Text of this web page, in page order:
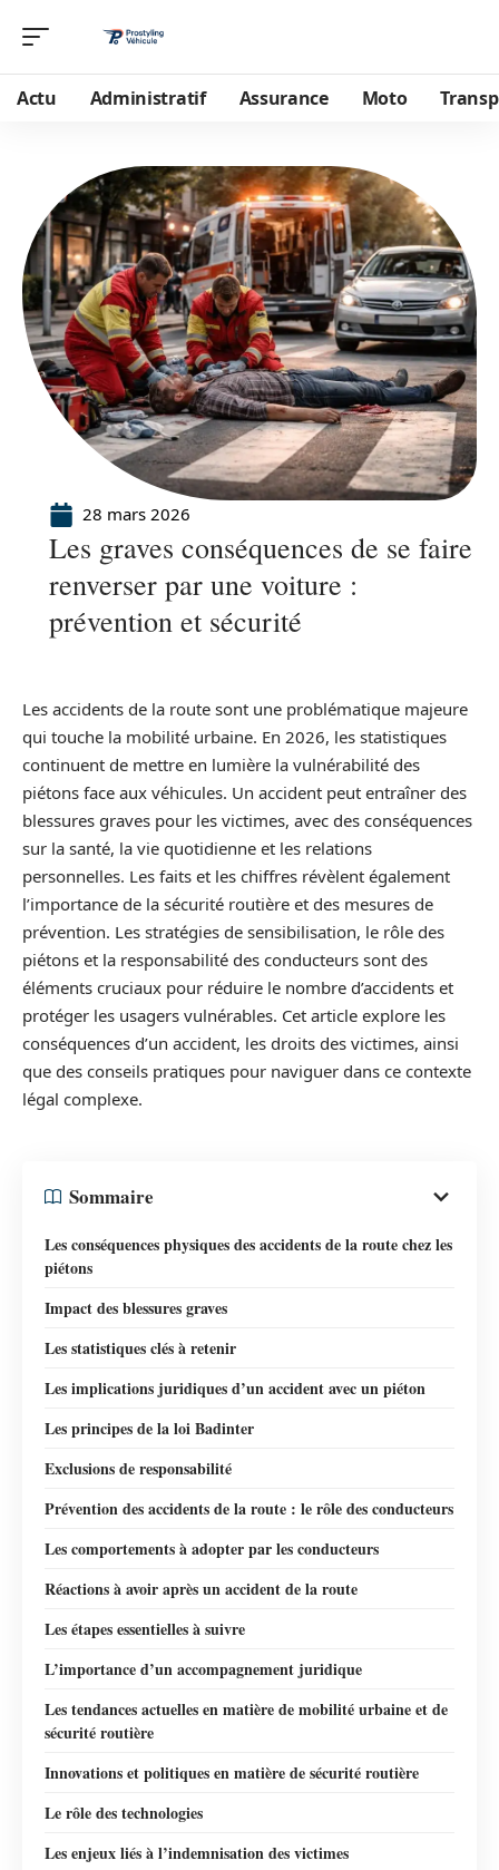
Actu Administratif Assurance Moto
28 mars 2026
Les graves conséquences de se faire
renverser par une voiture :
prévention et sécurité
Les accidents de la route sont une problématique majeure
qui touche la mobilité urbaine. En 2026, les statistiques
continuent de mettre en lumière la vulnérabilité des
piétons face aux véhicules. Un accident peut entraîner des
blessures graves pour les victimes, avec des conséquences
sur la santé, la vie quotidienne et les relations
personnelles. Les faits et les chiffres révèlent également
l’importance de la sécurité routière et des mesures de
prévention. Les stratégies de sensibilisation, le rôle des
piétons et la responsabilité des conducteurs sont des
éléments cruciaux pour réduire le nombre d’accidents et
protéger les usagers vulnérables. Cet article explore les
conséquences d’un accident, les droits des victimes, ainsi
que des conseils pratiques pour naviguer dans ce contexte
légal complexe.
Sommaire
Les conséquences physiques des accidents de la route chez les
piétons
Impact des blessures graves
Les statistiques clés à retenir
Les implications juridiques d’un accident avec un piéton
Les principes de la loi Badinter
Exclusions de responsabilité
Prévention des accidents de la route : le rôle des conducteurs
Les comportements à adopter par les conducteurs
Réactions à avoir après un accident de la route
Les étapes essentielles à suivre
L’importance d’un accompagnement juridique
Les tendances actuelles en matière de mobilité urbaine et de
sécurité routière
Innovations et politiques en matière de sécurité routière
Le rôle des technologies
Les enjeux liés à l’indemnisation des victimes